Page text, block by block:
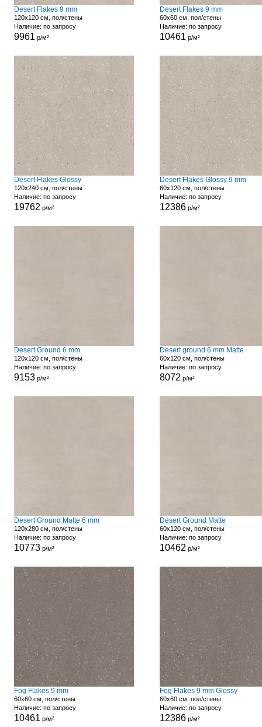
Desert Flakes 9 mm
120x120 см, пол/стены
Наличие: по запросу
9961 р/м²
Desert Flakes 9 mm
60x60 см, пол/стены
Наличие: по запросу
10461 р/м²
Desert Flakes Glossy
120x240 см, пол/стены
Наличие: по запросу
19762 р/м²
Desert Flakes Glossy 9 mm
60x120 см, пол/стены
Наличие: по запросу
12386р/м²
Desert Ground 6 mm
120x120 см, пол/стены
Наличие: по запросу
9153р/м²
Desert ground 6 mm Matte
60x120 см, пол/стены
Наличие: по запросу
8072 р/м²
Desert Ground Matte 6 mm
120x280 см, пол/стены
Наличие: по запросу
10773р/м²
Desert Ground Matte
60x120 см, пол/стены
Наличие: по запросу
10462 р/м²
Fog Flakes 9 mm
60x60 см, пол/стены
Наличие: по запросу
10461 р/м²
Fog Flakes 9 mm Glossy
60x60 см, пол/стены
Наличие: по запросу
12386р/м²